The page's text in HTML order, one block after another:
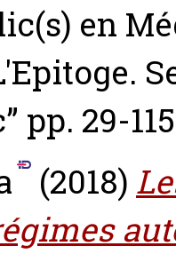
en
pp. 29-
(2018)